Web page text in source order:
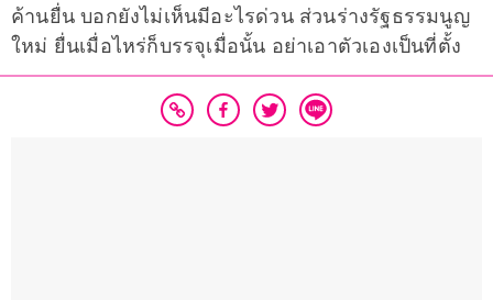
ค้านยื่น บอกยังไม่เห็นมีอะไรด่วน ส่วนร่างรัฐธรรมนูญ
ใหม่ ยื่นเมื่อไหร่ก็บรรจุเมื่อนั้น อย่าเอาตัวเองเป็นที่ตั้ง